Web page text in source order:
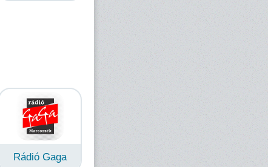
Rádió Gaga